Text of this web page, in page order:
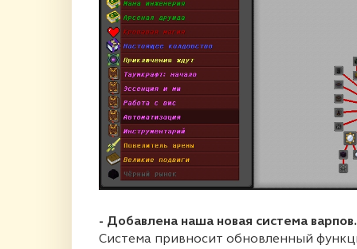
- Добавлена наша новая система варпов.
Система привносит обновленный